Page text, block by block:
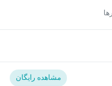
مشاهده رایگان